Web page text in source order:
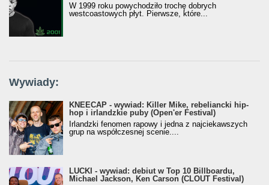
W 1999 roku powychodziło trochę dobrych
westcoastowych płyt. Pierwsze, które...
Wywiady:
KNEECAP - wywiad: Killer Mike, rebeliancki hip-
hop i irlandzkie puby (Open'er Festival)
Irlandzki fenomen rapowy i jedna z najciekawszych
grup na współczesnej scenie....
LUCKI - wywiad: debiut w Top 10 Billboardu,
Michael Jackson, Ken Carson (CLOUT Festival)